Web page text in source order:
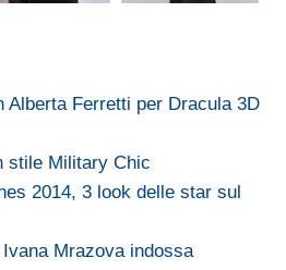
Alberta Ferretti per Dracula 3D
stile Military Chic
2014, 3 look delle star sul
Mrazova indossa